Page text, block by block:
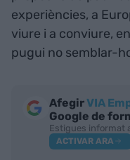
experiències, a
viure i a conviure,
pugui no semblar-
AfegirVIA
Google de
Estigues informat
ACTIVAR ARA